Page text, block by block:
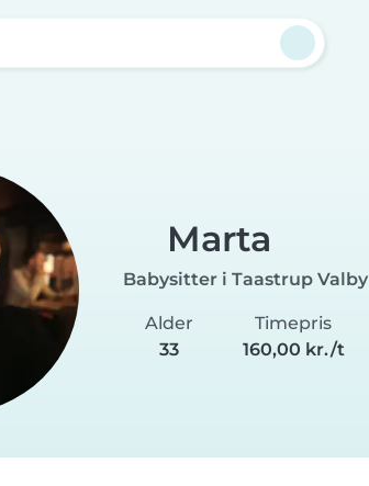
Marta
Babysitter i Taastrup Valby
Alder
33
Timepris
160,00 kr./t